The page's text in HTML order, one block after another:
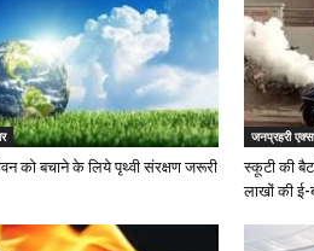
को बचाने के लिये पृथ्वी संरक्षण जरूरी
जनप्रहरी
स्कूटी की
लाखों की